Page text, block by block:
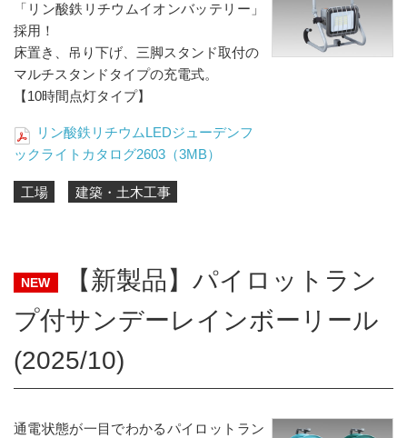
「リン酸鉄リチウムイオンバッテリー」
採用！
床置き、吊り下げ、三脚スタンド取付の
マルチスタンドタイプの充電式。
【10時間点灯タイプ】
リン酸鉄リチウムLEDジューデンフ
ックライトカタログ2603（3MB）
工場 建築・土木工事
NEW
【新製品】パイロットラン
プ付サンデーレインボーリール
(2025/10)
通電状態が一目でわかるパイロットラン